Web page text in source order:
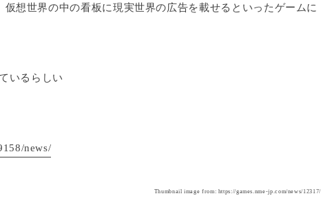
想世界の中の看板に現実世界の広告を載せるといったゲームに
いるらしい
news/
Thumbnail image from: https://games.nme-jp.com/news/12317/